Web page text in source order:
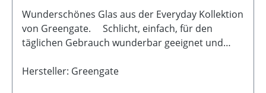
Wunderschönes Glas aus der Everyday Kollektion
von Greengate. Schlicht, einfach, für den
täglichen Gebrauch wunderbar geeignet und
das Rillenmuster bekommt das Glas einen
Hersteller: Greengate